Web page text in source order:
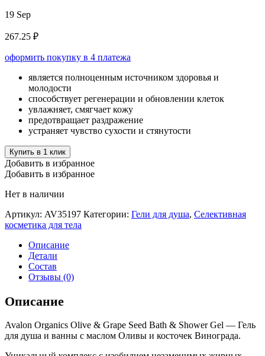
19 Sep
267.25 ₽
оформить покупку в 4 платежа
является полноценным источником здоровья и
молодости
способствует регенерации и обновлении клеток
увлажняет, смягчает кожу
предотвращает раздражение
устраняет чувство сухости и стянутости
Купить в 1 клик
Добавить в избранное
Добавить в избранное
Нет в наличии
Артикул: AV35197 Категории: Гели для душа, Селективная
косметика для тела
Описание
Детали
Состав
Отзывы (0)
Описание
Avalon Organics Olive & Grape Seed Bath & Shower Gel — Гель
для душа и ванны с маслом Оли­вы и косточек Винограда.